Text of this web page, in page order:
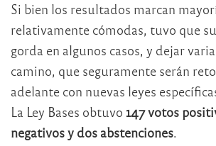
Si bien los resultados marcan
relativamente cómodas, tuvo que
gorda en algunos casos, y dejar
camino, que seguramente serán
adelante con nuevas leyes
La Ley Bases obtuvo 147 votos
negativos y dos abstenciones.